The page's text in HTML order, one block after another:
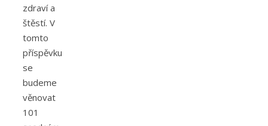
zdraví a
štěstí. V
tomto
příspěvku
se
budeme
věnovat
101